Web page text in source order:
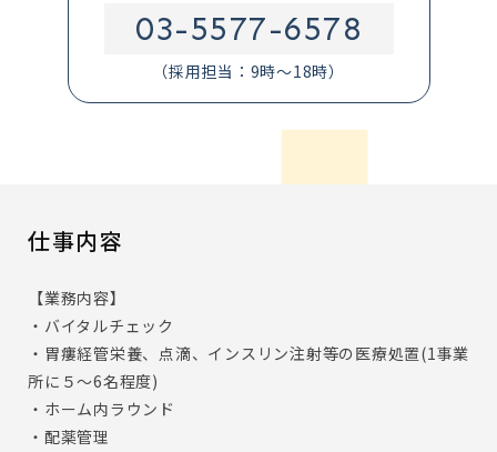
03-5577-6578
（採用担当：9時～18時）
仕事内容
【業務内容】
・バイタルチェック
・胃瘻経管栄養、点滴、インスリン注射等の医療処置(1事業
所に５～6名程度)
・ホーム内ラウンド
・配薬管理